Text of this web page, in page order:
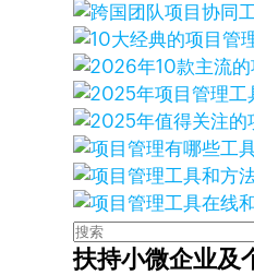
扶持小微企业及